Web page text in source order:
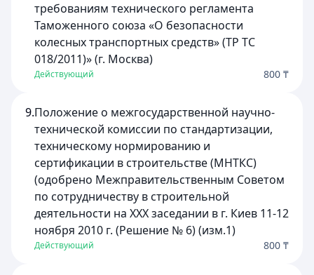
требованиям технического регламента
Таможенного союза «О безопасности
колесных транспортных средств» (ТР ТС
018/2011)» (г. Москва)
Действующий 800 ₸
9.Положение о межгосударственной научно-
технической комиссии по стандартизации,
техническому нормированию и
сертификации в строительстве (МНТКС)
(одобрено Межправительственным Советом
по сотрудничеству в строительной
деятельности на XXX заседании в г. Киев 11-12
ноября 2010 г. (Решение № 6) (изм.1)
Действующий 800 ₸